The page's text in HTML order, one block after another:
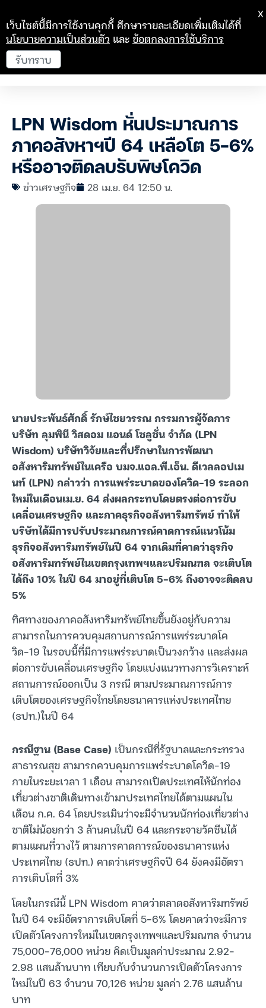
LPN Wisdom หั่นประมาณการ
ภาคอสังหาฯปี 64 เหลือโต 5-6%
หรืออาจติดลบรับพิษโควิด
ข่าวเศรษฐกิจ 28 เม.ย. 64 12:50 น.
นายประพันธ์ศักดิ์ รักษ์ไชยวรรณ กรรมการผู้จัดการ
บริษัท ลุมพินี วิสดอม แอนด์ โซลูชั่น จำกัด (LPN
Wisdom) บริษัทวิจัยและที่ปรึกษาในการพัฒนา
อสังหาริมทรัพย์ในเครือ บมจ.แอล.พี.เอ็น. ดีเวลลอปเม
นท์ (LPN) กล่าวว่า การแพร่ระบาดของโควิด-19 ระลอก
ใหม่ในเดือนเม.ย. 64 ส่งผลกระทบโดยตรงต่อการขับ
เคลื่อนเศรษฐกิจ และภาคธุรกิจอสังหาริมทรัพย์ ทำให้
บริษัทได้มีการปรับประมาณการณ์คาดการณ์แนวโน้ม
ธุรกิจอสังหาริมทรัพย์ในปี 64 จากเดิมที่คาดว่าธุรกิจ
อสังหาริมทรัพย์ในเขตกรุงเทพฯและปริมณฑล จะเติบโต
ได้ถึง 10% ในปี 64 มาอยู่ที่เติบโต 5-6% ถึงอาจจะติดลบ
5%
ทิศทางของภาคอสังหาริมทรัพย์ไทยขึ้นยังอยู่กับความ
สามารถในการควบคุมสถานการณ์การแพร่ระบาดโค
วิด-19 ในรอบนี้ที่มีการแพร่ระบาดเป็นวงกว้าง และส่งผล
ต่อการขับเคลื่อนเศรษฐกิจ โดยแบ่งแนวทางการวิเคราะห์
สถานการณ์ออกเป็น 3 กรณี ตามประมาณการณ์การ
เติบโตของเศรษฐกิจไทยโดยธนาคารแห่งประเทศไทย
(ธปท.)ในปี 64
กรณีฐาน (Base Case) เป็นกรณีที่รัฐบาลและกระทรวง
สาธารณสุข สามารถควบคุมการแพร่ระบาดโควิด-19
ภายในระยะเวลา 1 เดือน สามารถเปิดประเทศให้นักท่อง
เที่ยวต่างชาติเดินทางเข้ามาประเทศไทยได้ตามแผนใน
เดือน ก.ค. 64 โดยประเมินว่าจะมีจำนวนนักท่องเที่ยวต่าง
ชาติไม่น้อยกว่า 3 ล้านคนในปี 64 และกระจายวัคซีนได้
ตามแผนที่วางไว้ ตามการคาดการณ์ของธนาคารแห่ง
ประเทศไทย (ธปท.) คาดว่าเศรษฐกิจปี 64 ยังคงมีอัตรา
การเติบโตที่ 3%
โดยในกรณีนี้ LPN Wisdom คาดว่าตลาดอสังหาริมทรัพย์
ในปี 64 จะมีอัตราการเติบโตที่ 5-6% โดยคาดว่าจะมีการ
เปิดตัวโครงการใหม่ในเขตกรุงเทพฯและปริมณฑล จำนวน
75,000-76,000 หน่วย คิดเป็นมูลค่าประมาณ 2.92-
2.98 แสนล้านบาท เทียบกับจำนวนการเปิดตัวโครงการ
ใหม่ในปี 63 จำนวน 70,126 หน่วย มูลค่า 2.76 แสนล้าน
บาท
เว็บไซต์นี้มีการใช้งานคุกกี้ ศึกษารายละเอียดเพิ่มเติมได้ที่
นโยบายความเป็นส่วนตัว และข้อตกลงการใช้บริการ
รับทราบ
X